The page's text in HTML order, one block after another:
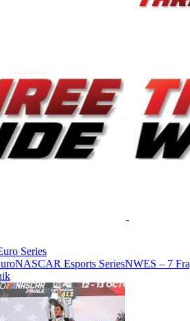
Series
Esports SeriesNWES – 7